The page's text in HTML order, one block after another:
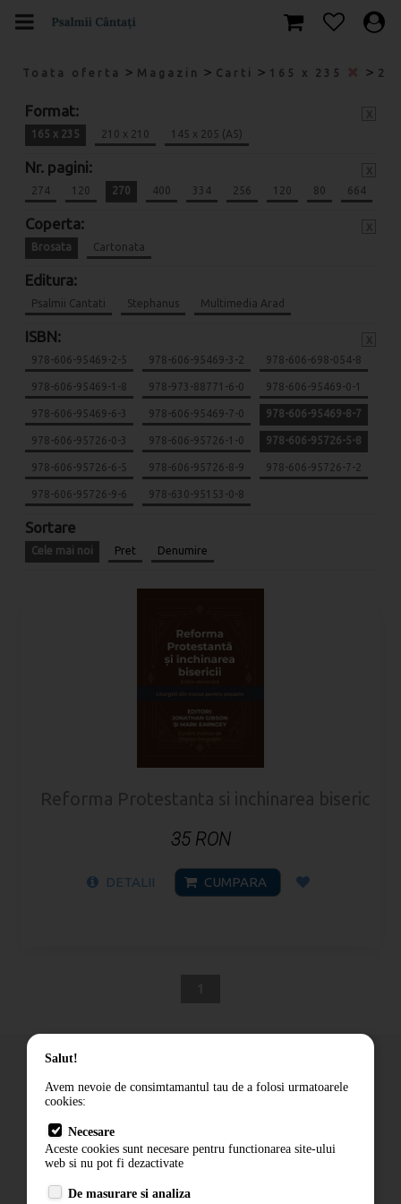
Toata oferta > Magazin > Carti > 165 x 235 >
Format:
165 x 235 210 x 210 145 x 205 (A5)
Nr. pagini:
274 120 270 400 334 256 120 80 664
Coperta:
Brosata Cartonata
Editura:
Psalmii Cantati Stephanus Multimedia Arad
ISBN:
978-606-95469-2-5 978-606-95469-3-2 978-606-698-054-8
978-606-95469-1-8 978-973-88771-6-0 978-606-95469-0-1
978-606-95469-6-3 978-606-95469-7-0 978-606-95469-8-7
978-606-95726-0-3 978-606-95726-1-0 978-606-95726-5-8
978-606-95726-6-5 978-606-95726-8-9 978-606-95726-7-2
978-606-95726-9-6 978-630-95153-0-8
Sortare
Cele mai noi Pret Denumire
Reforma Protestanta si inchinarea bisericii
35 RON
DETALII CUMPARA
Cum comand
Livrare
Contact
Salut!
Avem nevoie de consimtamantul tau de a folosi urmatoarele
cookies:
Necesare
Aceste cookies sunt necesare pentru functionarea site-ului
web si nu pot fi dezactivate
De masurare si analiza